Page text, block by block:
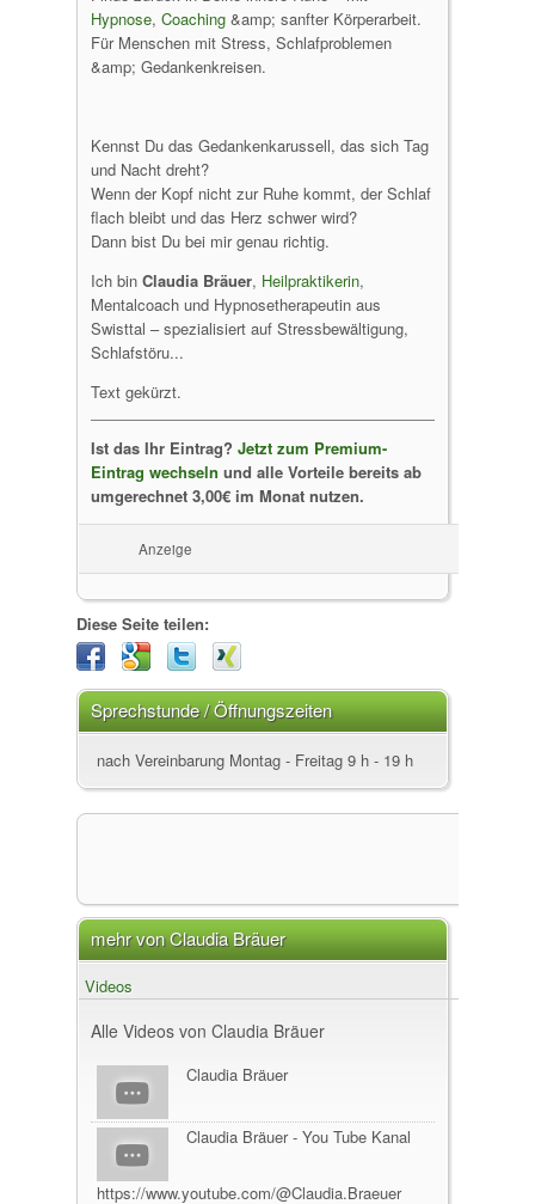
Hypnose, Coaching &amp; sanfter Körperarbeit.
Für Menschen mit Stress, Schlafproblemen
&amp; Gedankenkreisen.
Kennst Du das Gedankenkarussell, das sich Tag
und Nacht dreht?
Wenn der Kopf nicht zur Ruhe kommt, der Schlaf
flach bleibt und das Herz schwer wird?
Dann bist Du bei mir genau richtig.
Ich bin Claudia Bräuer, Heilpraktikerin,
Mentalcoach und Hypnosetherapeutin aus
Swisttal – spezialisiert auf Stressbewältigung,
Schlafstöru...
Text gekürzt.
Ist das Ihr Eintrag? Jetzt zum Premium-
Eintrag wechseln und alle Vorteile bereits ab
umgerechnet 3,00€ im Monat nutzen.
Anzeige
Diese Seite teilen:
Sprechstunde / Öffnungszeiten
nach Vereinbarung Montag - Freitag 9 h - 19 h
mehr von Claudia Bräuer
Videos
Alle Videos von Claudia Bräuer
Claudia Bräuer
Claudia Bräuer - You Tube Kanal
https://www.youtube.com/@Claudia.Braeuer